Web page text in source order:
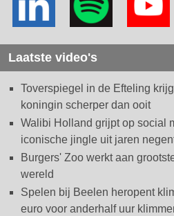
Laatste video's
Toverspiegel in de Efteling
koningin scherper dan ooit
Walibi Holland grijpt op social
iconische jingle uit jaren
Burgers' Zoo werkt aan
wereld
Spelen bij Beelen heropent
euro voor anderhalf uur